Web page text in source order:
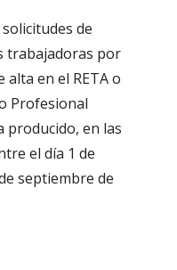
de
trabajadoras por
en el RETA o
Profesional
en las
el día 1 de
septiembre de